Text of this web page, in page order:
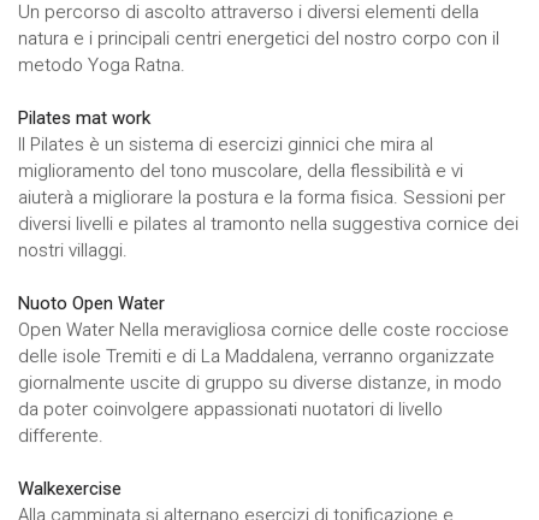
Un percorso di ascolto attraverso i diversi elementi della
natura e i principali centri energetici del nostro corpo con il
metodo Yoga Ratna.
Pilates mat work
Il Pilates è un sistema di esercizi ginnici che mira al
miglioramento del tono muscolare, della flessibilità e vi
aiuterà a migliorare la postura e la forma fisica. Sessioni per
diversi livelli e pilates al tramonto nella suggestiva cornice dei
nostri villaggi.
Nuoto Open Water
Open Water Nella meravigliosa cornice delle coste rocciose
delle isole Tremiti e di La Maddalena, verranno organizzate
giornalmente uscite di gruppo su diverse distanze, in modo
da poter coinvolgere appassionati nuotatori di livello
differente.
Walkexercise
Alla camminata si alternano esercizi di tonificazione e